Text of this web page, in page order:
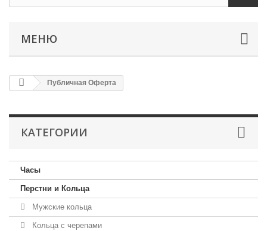
МЕНЮ
Публичная Оферта
КАТЕГОРИИ
Часы
Перстни и Кольца
Мужские кольца
Кольца с черепами